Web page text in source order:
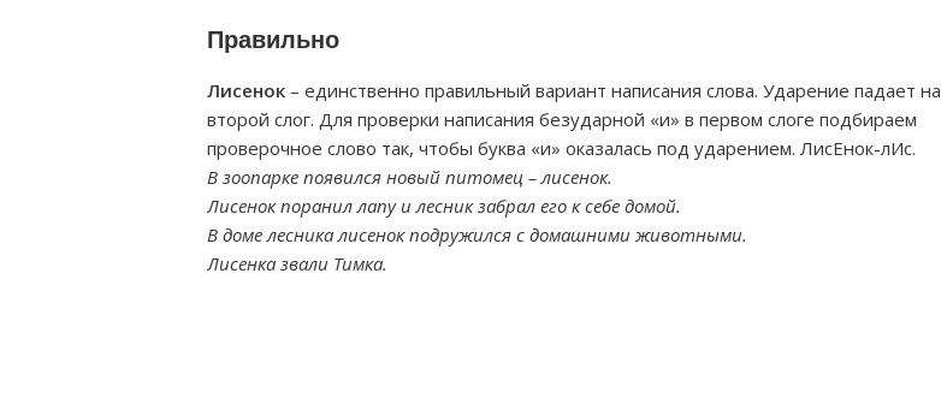
Правильно
Лисенок – единственно правильный вариант написания слова. Ударение падает на
второй слог. Для проверки написания безударной «и» в первом слоге подбираем
проверочное слово так, чтобы буква «и» оказалась под ударением. ЛисЕнок-лИс.
В зоопарке появился новый питомец – лисенок.
Лисенок поранил лапу и лесник забрал его к себе домой.
В доме лесника лисенок подружился с домашними животными.
Лисенка звали Тимка.